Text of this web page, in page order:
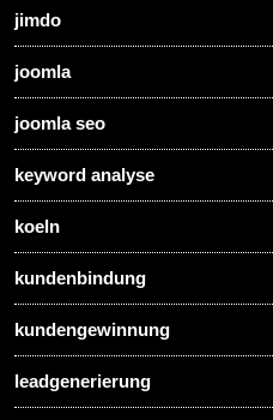
jimdo
joomla
joomla seo
keyword analyse
koeln
kundenbindung
kundengewinnung
leadgenerierung